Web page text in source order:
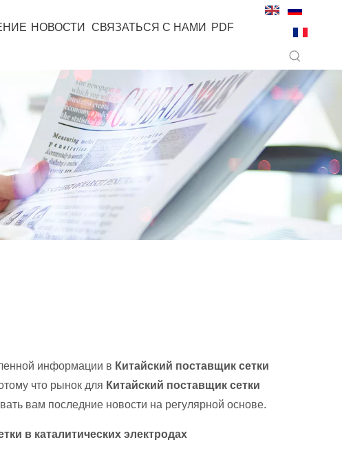
НОВОСТИ СВЯЗАТЬСЯ С НАМИ PDF
информации в Китайский поставщик сетки
что рынок для Китайский поставщик сетки
вам последние новости на регулярной основе.
в каталитических электродах